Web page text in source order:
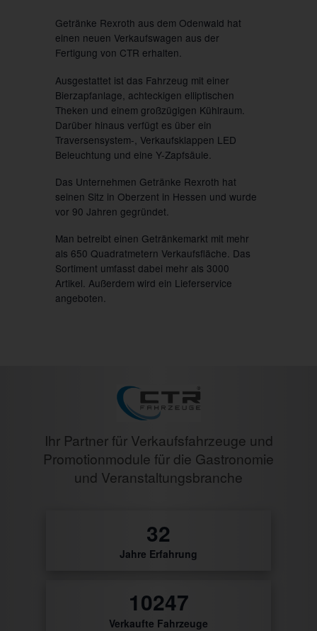
Getränke Rexroth aus dem Odenwald hat
einen neuen Verkaufswagen aus der
Fertigung von CTR erhalten.
Ausgestattet ist das Fahrzeug mit einer
Bierzapfanlage, achteckigen elliptischen
Theken und einem großzügigen Kühlraum.
Darüber hinaus verfügt es über ein
Traversensystem-, Verkaufsklappen LED
Beleuchtung und eine Y-Zapfsäule.
Das Unternehmen Getränke Rexroth hat
seinen Sitz in Oberzent in Hessen und wurde
vor 90 Jahren gegründet.
Man betreibt einen Getränkemarkt mit mehr
als 650 Quadratmetern Verkaufsfläche. Das
Sortiment umfasst dabei mehr als 3000
Artikel. Außerdem wird ein Lieferservice
angeboten.
Ihr Partner für Verkaufsfahrzeuge und
Promotionmodule für die Gastronomie
und Veranstaltungsbranche
0
Jahre Erfahrung
0
Verkaufte Fahrzeuge